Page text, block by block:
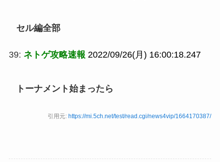
セル編全部
39: ネトゲ攻略速報 2022/09/26(月) 16:00:18.247
トーナメント始まったら
引用元: https://mi.5ch.net/test/read.cgi/news4vip/1664170387/